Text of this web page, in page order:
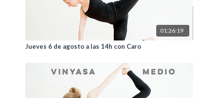
01:26:19
Jueves 6 de agosto a las 14h con Caro